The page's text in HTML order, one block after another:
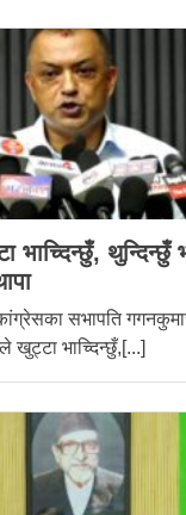
भाच्दिन्छुँ, थुन्दिन्छुँ
सभापति
खुट्टा भाच्दिन्छुँ,[...]